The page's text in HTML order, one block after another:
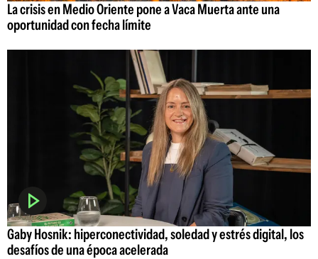
La crisis en Medio Oriente pone a Vaca Muerta ante una
oportunidad con fecha límite
Gaby Hosnik: hiperconectividad, soledad y estrés digital, los
desafíos de una época acelerada